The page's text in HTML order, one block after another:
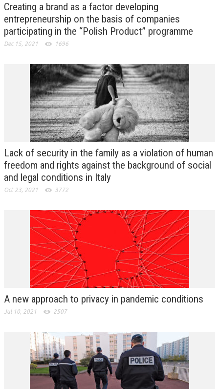
Creating a brand as a factor developing
entrepreneurship on the basis of companies
participating in the “Polish Product” programme
Dec 15, 2021 1696
Lack of security in the family as a violation of human
freedom and rights against the background of social
and legal conditions in Italy
Oct 23, 2021 3772
A new approach to privacy in pandemic conditions
Jul 10, 2021 2507